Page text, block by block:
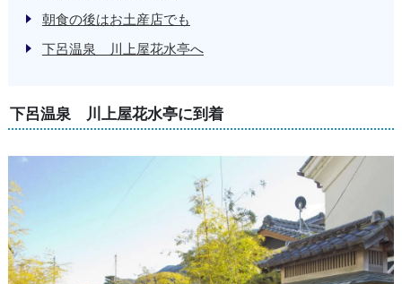
朝食の後はお土産店でも
下呂温泉 川上屋花水亭へ
下呂温泉 川上屋花水亭に到着